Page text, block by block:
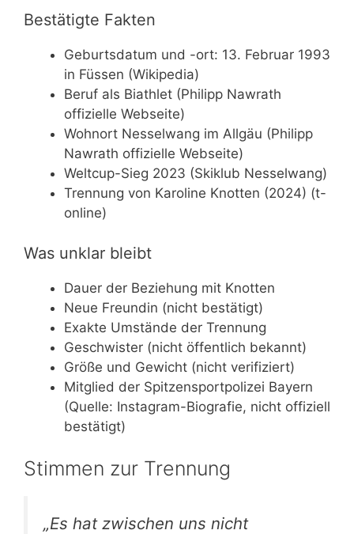
Bestätigte Fakten
Geburtsdatum und -ort: 13. Februar 1993
in Füssen (Wikipedia)
Beruf als Biathlet (Philipp Nawrath
offizielle Webseite)
Wohnort Nesselwang im Allgäu (Philipp
Nawrath offizielle Webseite)
Weltcup-Sieg 2023 (Skiklub Nesselwang)
Trennung von Karoline Knotten (2024) (t-
online)
Was unklar bleibt
Dauer der Beziehung mit Knotten
Neue Freundin (nicht bestätigt)
Exakte Umstände der Trennung
Geschwister (nicht öffentlich bekannt)
Größe und Gewicht (nicht verifiziert)
Mitglied der Spitzensportpolizei Bayern
(Quelle: Instagram-Biografie, nicht offiziell
bestätigt)
Stimmen zur Trennung
„Es hat zwischen uns nicht